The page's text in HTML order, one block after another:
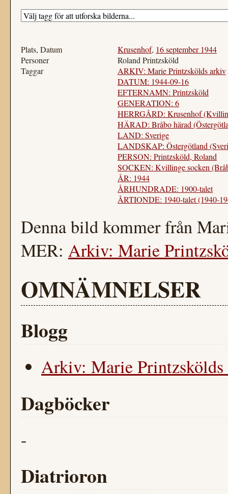
Plats, Datum Krusenhof, 16 september 1944
Personer
Roland Printzsköld
Taggar
ARKIV: Marie Printzskölds arkiv
DATUM: 1944-09-16
EFTERNAMN: Printzsköld
GENERATION: 6
HERRGÅRD: Krusenhof
HÄRAD: Bråbo härad
LAND: Sverige
LANDSKAP: Östergötland
PERSON: Printzsköld, Roland
SOCKEN: Kvillinge socken
ÅR: 1944
ÅRHUNDRADE: 1900-talet
ÅRTIONDE: 1940-talet (1940-
Denna bild kommer från
MER: Arkiv: Marie
OMNÄMNELSER
Blogg
Arkiv: Marie
Dagböcker
-
Diatrioron